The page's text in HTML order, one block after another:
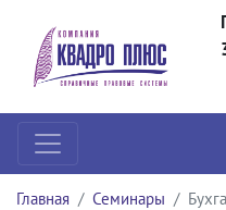
Главная Семинары